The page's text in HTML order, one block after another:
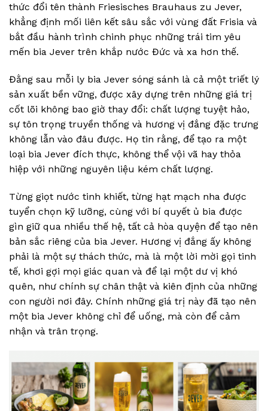
thức đổi tên thành Friesisches Brauhaus zu Jever,
khẳng định mối liên kết sâu sắc với vùng đất Frisia và
bắt đầu hành trình chinh phục những trái tim yêu
mến bia Jever trên khắp nước Đức và xa hơn thế.
Đằng sau mỗi ly bia Jever sóng sánh là cả một triết lý
sản xuất bền vững, được xây dựng trên những giá trị
cốt lõi không bao giờ thay đổi: chất lượng tuyệt hảo,
sự tôn trọng truyền thống và hương vị đắng đặc trưng
không lẫn vào đâu được. Họ tin rằng, để tạo ra một
loại bia Jever đích thực, không thể vội vã hay thỏa
hiệp với những nguyên liệu kém chất lượng.
Từng giọt nước tinh khiết, từng hạt mạch nha được
tuyển chọn kỹ lưỡng, cùng với bí quyết ủ bia được
gìn giữ qua nhiều thế hệ, tất cả hòa quyện để tạo nên
bản sắc riêng của bia Jever. Hương vị đắng ấy không
phải là một sự thách thức, mà là một lời mời gọi tinh
tế, khơi gợi mọi giác quan và để lại một dư vị khó
quên, như chính sự chân thật và kiên định của những
con người nơi đây. Chính những giá trị này đã tạo nên
một bia Jever không chỉ để uống, mà còn để cảm
nhận và trân trọng.